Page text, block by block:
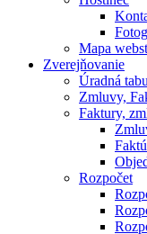
Mapa
Zverejňovanie
Úradná
Zmluvy,
Faktury,
Rozpočet